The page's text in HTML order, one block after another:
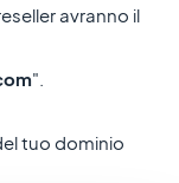
avranno il
".
tuo dominio